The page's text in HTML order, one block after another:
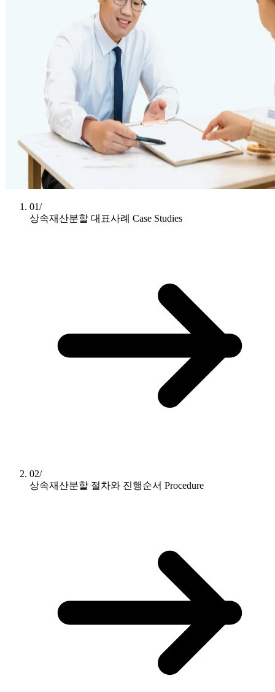
01/
상속재산분할 대표사례 Case Studies
02/
상속재산분할 절차와 진행순서 Procedure